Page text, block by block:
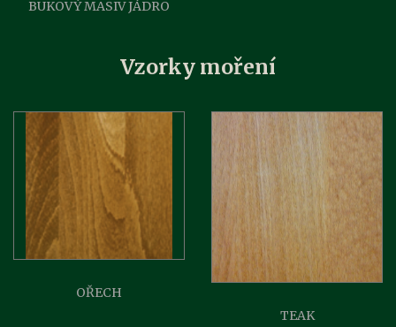
BUKOVÝ MASIV JÁDRO
Vzorky moření
OŘECH
TEAK